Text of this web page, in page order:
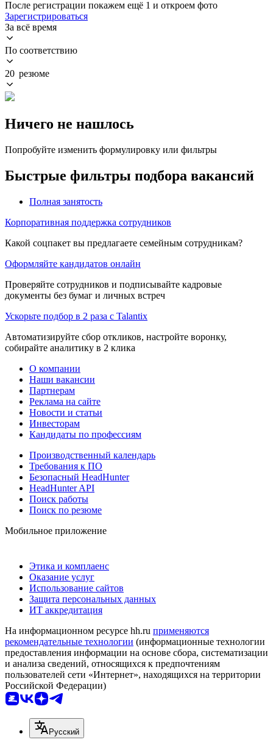
После регистрации покажем ещё 1 и откроем фото
Зарегистрироваться
За всё время
По соответствию
20 резюме
Ничего не нашлось
Попробуйте изменить формулировку или фильтры
Быстрые фильтры подбора вакансий
Полная занятость
Корпоративная поддержка сотрудников
Какой соцпакет вы предлагаете семейным сотрудникам?
Оформляйте кандидатов онлайн
Проверяйте сотрудников и подписывайте кадровые
документы без бумаг и личных встреч
Ускорьте подбор в 2 раза с Talantix
Автоматизируйте сбор откликов, настройте воронку,
собирайте аналитику в 2 клика
О компании
Наши вакансии
Партнерам
Реклама на сайте
Новости и статьи
Инвесторам
Кандидаты по профессиям
Производственный календарь
Требования к ПО
Безопасный HeadHunter
HeadHunter API
Поиск работы
Поиск по резюме
Мобильное приложение
Этика и комплаенс
Оказание услуг
Использование сайтов
Защита персональных данных
ИТ аккредитация
На информационном ресурсе hh.ru применяются
рекомендательные технологии (информационные технологии
предоставления информации на основе сбора, систематизации
и анализа сведений, относящихся к предпочтениям
пользователей сети «Интернет», находящихся на территории
Российской Федерации)
Русский